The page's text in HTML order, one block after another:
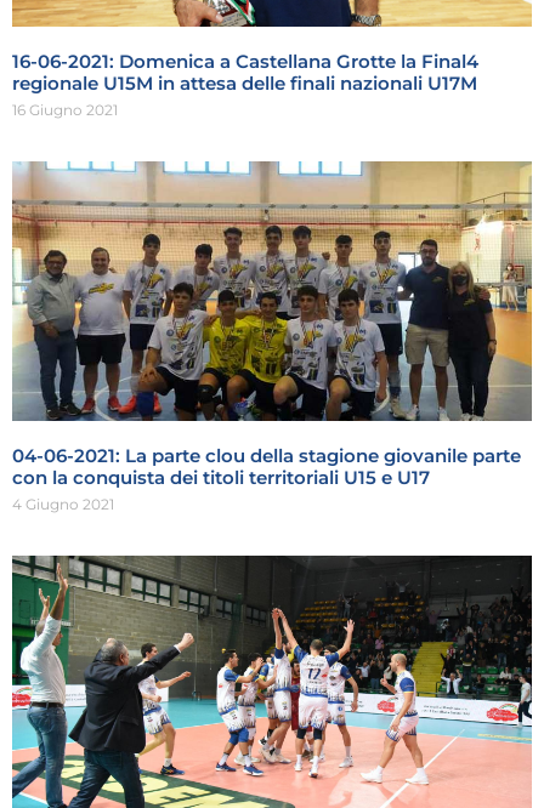
16-06-2021: Domenica a Castellana Grotte la Final4
regionale U15M in attesa delle finali nazionali U17M
16 Giugno 2021
04-06-2021: La parte clou della stagione giovanile parte
con la conquista dei titoli territoriali U15 e U17
4 Giugno 2021